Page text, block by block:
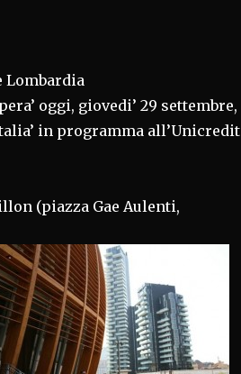
Lombardia
oggi, giovedi’ 29 settembre,
in programma all’Unicredit
(piazza Gae Aulenti,